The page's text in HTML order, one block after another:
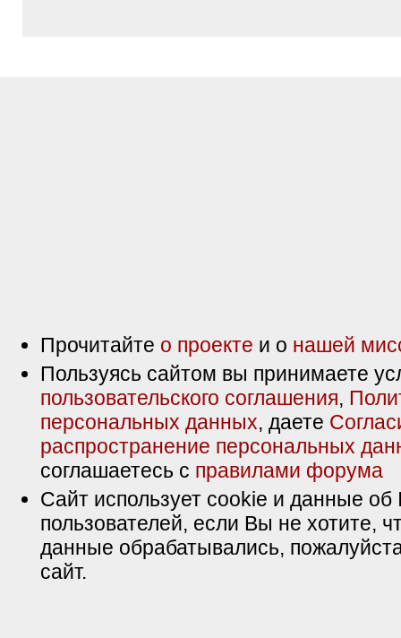
Прочитайте о проекте и о нашей
Пользуясь сайтом вы принимаете
пользовательского соглашения,
персональных данных, даете
распространение персональных
соглашаетесь с правилами форума
Сайт использует cookie и данные об
пользователей, если Вы не хотите,
данные обрабатывались,
сайт.